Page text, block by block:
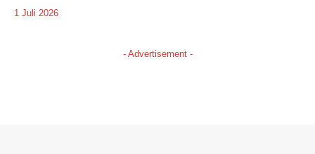
1 Juli 2026
- Advertisement -